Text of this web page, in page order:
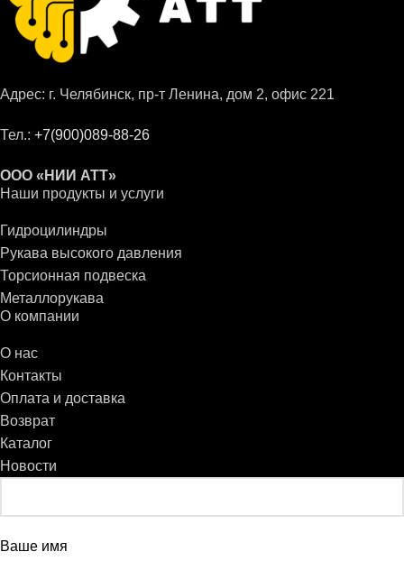
Адрес: г. Челябинск, пр-т Ленина, дом 2, офис 221
Тел.: +7(900)089-88-26
ООО «НИИ АТТ»
Наши продукты и услуги
Гидроцилиндры
Рукава высокого давления
Торсионная подвеска
Металлорукава
О компании
О нас
Контакты
Оплата и доставка
Возврат
Каталог
Новости
Ваше имя